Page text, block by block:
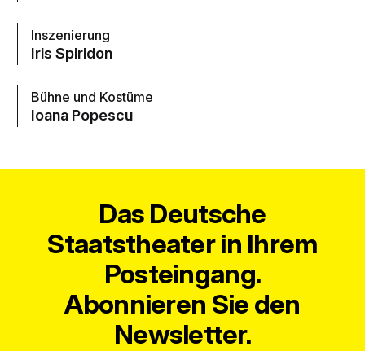
Inszenierung
Iris Spiridon
Bühne und Kostüme
Ioana Popescu
Das Deutsche
Staatstheater in Ihrem
Posteingang.
Abonnieren Sie den
Newsletter.